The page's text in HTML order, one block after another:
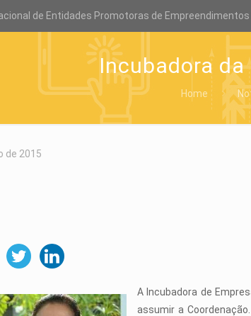
de Entidades Promotoras de Empreendimentos
Incubadora
Home
de 2015
A Incubadora de
assumir a